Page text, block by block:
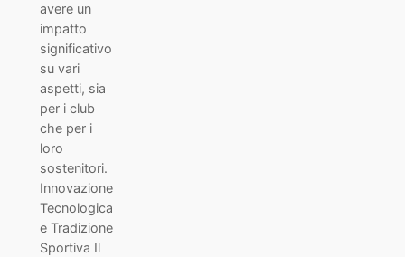
avere un
impatto
significativo
su vari
aspetti, sia
per i club
che per i
loro
sostenitori.
Innovazione
Tecnologica
e Tradizione
Sportiva Il